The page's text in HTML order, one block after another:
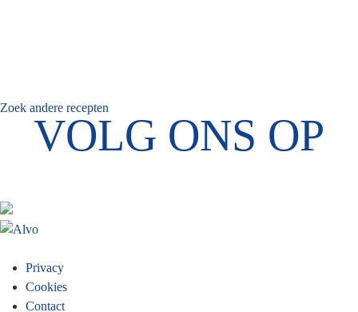
Zoek andere recepten
VOLG ONS OP
Footer
Privacy
Cookies
Contact